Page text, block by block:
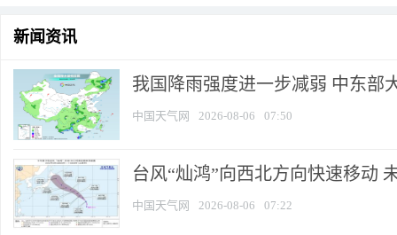
新闻资讯
我国降雨强度进一步减弱 中东部
中国天气网 2026-08-06 07:50
台风“灿鸿”向西北方向快速移动
中国天气网 2026-08-06 07:22